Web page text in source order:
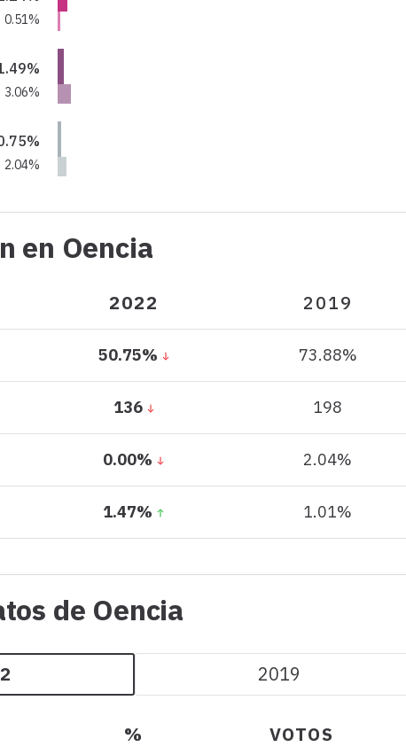
0.51%
3.06%
2.04%
en Oencia
Oencia
2022 2019
50.75% 73.88%
136 198
0.00% 2.04%
1.47% 1.01%
de Oencia
datos
de
Oencia
2019
% VOTOS